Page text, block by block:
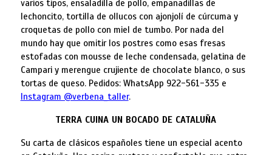
varios tipos, ensaladilla de pollo, empanadillas de
lechoncito, tortilla de ollucos con ajonjolí de cúrcuma y
croquetas de pollo con miel de tumbo. Por nada del
mundo hay que omitir los postres como esas fresas
estofadas con mousse de leche condensada, gelatina de
Campari y merengue crujiente de chocolate blanco, o sus
tortas de queso. Pedidos: WhatsApp 922-561-335 e
Instagram @verbena_taller.
TERRA CUINA UN BOCADO DE CATALUÑA
Su carta de clásicos españoles tiene un especial acento